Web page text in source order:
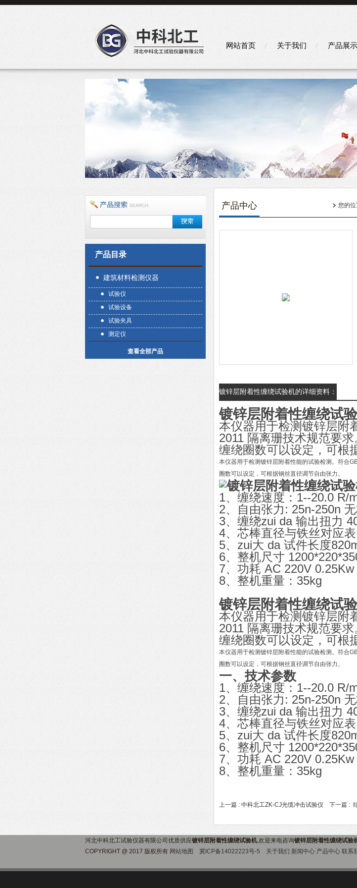
网站首页 关于我们 产品展示
产品目录
建筑材料检测仪器
试验仪
试验设备
试验夹具
测定仪
查看全部产品
产品中心 您的位
镀锌层附着性缠绕试验机的详细资料：
镀锌层附着性缠绕试
本仪器用于检测镀锌层附
2011 隔离珊技术规范要
缠绕圈数可以设定，可根
本仪器用于检测镀锌层附着性能的试验检测。符合
圈数可以设定，可根据钢丝直径调节自由张力。
1、缠绕速度：1--20.0 R/
2、自由张力: 25n-250n
3、缠绕zui da 输出扭力
4、芯棒直径与铁丝对应表
5、zui大 da 试件长度
6、整机尺寸
7、功耗 AC 220V 0.25Kw
8、整机重量：35kg
镀锌层附着性缠绕试
本仪器用于检测镀锌层附
2011 隔离珊技术规范要
缠绕圈数可以设定，可根
本仪器用于检测镀锌层附着性能的试验检测。符合
圈数可以设定，可根据钢丝直径调节自由张力。
一、技术参数
1、缠绕速度：1--20.0 R/
2、自由张力: 25n-250n
3、缠绕zui da 输出扭力
4、芯棒直径与铁丝对应表
5、zui大 da 试件长度
6、整机尺寸
7、功耗 AC 220V 0.25Kw
8、整机重量：35kg
上一篇 : 中科北工ZK-CJ光缆冲击试验仪 下一篇 :
河北中科北工试验仪器有限公司优质供应镀锌层附着性缠绕试验机,欢迎来电咨询镀锌层附着性缠绕试验
COPYRIGHT @ 2017 版权所有 网站地图 冀ICP备14022223号-5 关于我们 新闻中心 产品中心 联系